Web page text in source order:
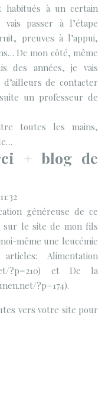
habitués à un certain
passer à l’étape
preuves à l’appui,
De mon côté, même
des années, je vais
de contacter
un professeur de
toutes les mains,
+ blog de
généreuse de ce
sur le site de mon fils
même une leucémie
Alimentation
?p=210) et De la
?p=174).
vers votre site pour